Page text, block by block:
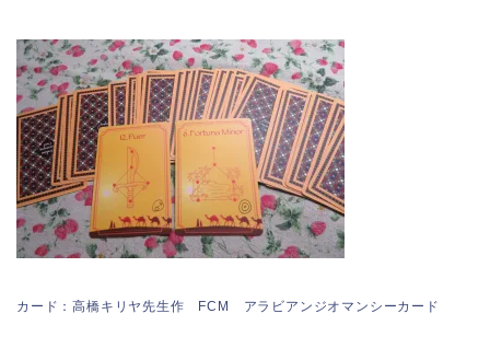
カード：高橋キリヤ先生作 FCM アラビアンジオマンシーカード